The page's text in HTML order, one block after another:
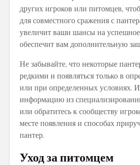
других игроков или питомцев,
для совместного сражения с
увеличит ваши шансы на
обеспечит вам дополнительную
Не забывайте, что некоторые
редкими и появляться только в
или при определенных условиях.
информацию из
или обратитесь к сообществу
месте появления и способах
пантер.
Уход за питомцем